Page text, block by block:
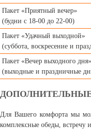
Пакет «Приятный вечер»
(будни с 18-00 до 22-00)
Пакет «Удачный выходной»
(суббота, воскресение и
Пакет «Вечер выходного дня»
(выходные и праздничные
Для Вашего комфорта мы
комплексные обеды, встречу